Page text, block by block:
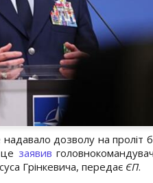
дозволу на проліт
заявив
Грінкевича, передає ЄП.